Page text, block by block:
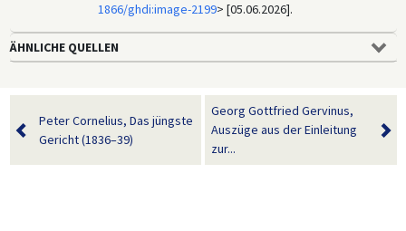
1866/ghdi:image-2199> [05.06.2026].
ÄHNLICHE QUELLEN
Peter Cornelius, Das jüngste
Gericht (1836–39)
Georg Gottfried Gervinus,
Auszüge aus der Einleitung
zur...